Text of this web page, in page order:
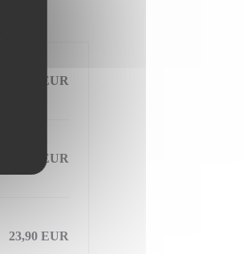
23,00 EUR
34,00 EUR
23,90 EUR